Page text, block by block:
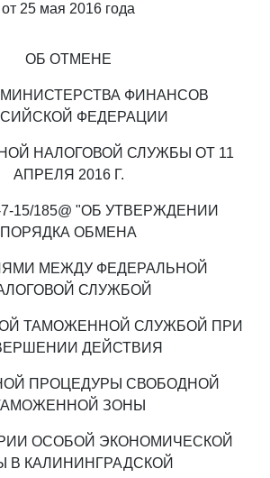
от 25 мая 2016 года
ОБ ОТМЕНЕ
МИНИСТЕРСТВА ФИНАНСОВ
ФЕДЕРАЦИИ
НАЛОГОВОЙ СЛУЖБЫ ОТ 11
АПРЕЛЯ 2016 Г.
15/185@ "ОБ УТВЕРЖДЕНИИ
ПОРЯДКА ОБМЕНА
МЕЖДУ ФЕДЕРАЛЬНОЙ
СЛУЖБОЙ
ТАМОЖЕННОЙ СЛУЖБОЙ ПРИ
ДЕЙСТВИЯ
ПРОЦЕДУРЫ СВОБОДНОЙ
ЗОНЫ
ОСОБОЙ ЭКОНОМИЧЕСКОЙ
В КАЛИНИНГРАДСКОЙ